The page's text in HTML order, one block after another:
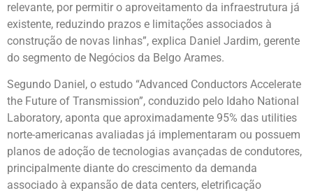
relevante, por permitir o aproveitamento da infraestrutura já
existente, reduzindo prazos e limitações associados à
construção de novas linhas”, explica Daniel Jardim, gerente
do segmento de Negócios da Belgo Arames.
Segundo Daniel, o estudo “Advanced Conductors Accelerate
the Future of Transmission”, conduzido pelo Idaho National
Laboratory, aponta que aproximadamente 95% das utilities
norte-americanas avaliadas já implementaram ou possuem
planos de adoção de tecnologias avançadas de condutores,
principalmente diante do crescimento da demanda
associado à expansão de data centers, eletrificação